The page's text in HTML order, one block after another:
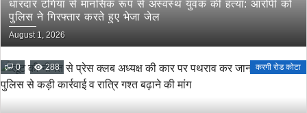
धारदार टंगिया से मानसिक रूप से अस्वस्थ युवक की हत्या: आरोपी को
पुलिस ने गिरफ्तार करते हुए भेजा जेल
August 1, 2026
0 288 करगी रोड कोटा